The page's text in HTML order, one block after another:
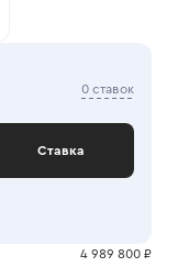
0 ставок
Ставка
4 989 800 ₽